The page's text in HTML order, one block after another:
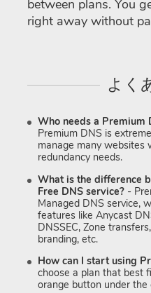
between plans. You
right away without
よく
Who needs a Premium
Premium DNS is
manage many websites
redundancy needs.
What is the difference
Free DNS service? -
Managed DNS service,
features like Anycast
DNSSEC, Zone
branding, etc.
How can I start using
choose a plan that best
orange button under the